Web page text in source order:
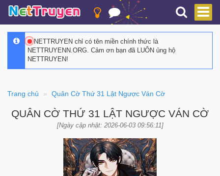
NETTRUYEN chỉ có tên miền chính thức là
NETTRUYENN.ORG. Cảm ơn bạn đã LUÔN ủng hộ
NETTRUYEN!
Trang chủ Quân Cờ Thứ 31 Lật Ngược Ván Cờ
QUÂN CỜ THỨ 31 LẬT NGƯỢC VÁN CỜ
[Ngày cập nhật: 2026-06-03 09:56:11]